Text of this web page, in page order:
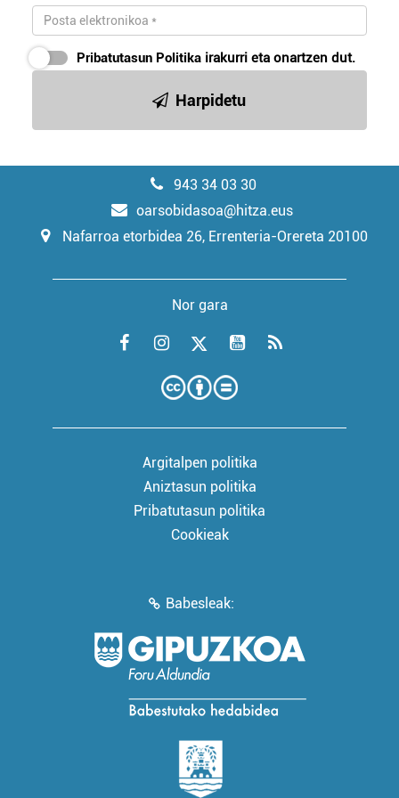
Pribatutasun Politika irakurri eta onartzen dut.
Harpidetu
943 34 03 30
oarsobidasoa@hitza.eus
Nafarroa etorbidea 26, Errenteria-Orereta 20100
Nor gara
Argitalpen politika
Aniztasun politika
Pribatutasun politika
Cookieak
Babesleak: